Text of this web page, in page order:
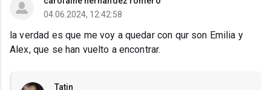
04.06.2024, 12:42:58
la verdad es que me voy a quedar con qur son Emilia y
Alex, que se han vuelto a encontrar.
Tatin